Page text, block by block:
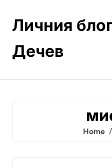
contentЛичния
Дечев
Home